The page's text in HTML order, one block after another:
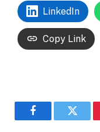
LinkedIn
Copy Link
Facebook